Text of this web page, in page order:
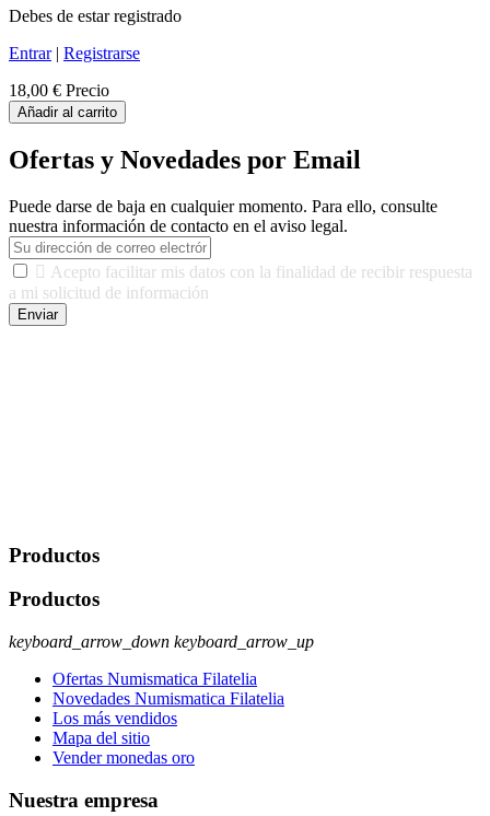
Debes de estar registrado
Entrar| Registrarse
18,00 € Precio
Añadir al carrito
Ofertas y Novedades por Email
Puede darse de baja en cualquier momento. Para ello, consulte
nuestra información de contacto en el aviso legal.
 Acepto facilitar mis datos con la finalidad de recibir respuesta
a mi solicitud de información
Enviar
Productos
Productos
keyboard_arrow_down keyboard_arrow_up
Ofertas Numismatica Filatelia
Novedades Numismatica Filatelia
Los más vendidos
Mapa del sitio
Vender monedas oro
Nuestra empresa